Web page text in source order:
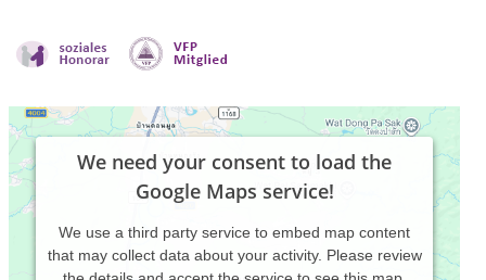
We need your consent to load the
Google Maps service!
We use a third party service to embed map content
that may collect data about your activity. Please review